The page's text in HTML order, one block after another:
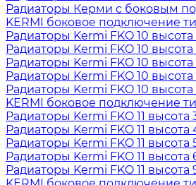
Радиаторы Керми с боковым
KERMI боковое подключение
Радиаторы Kermi FKO 10
Радиаторы Kermi FKO 10
Радиаторы Kermi FKO 10
Радиаторы Kermi FKO 10
Радиаторы Kermi FKO 10
KERMI боковое подключение
Радиаторы Kermi FKO 11
Радиаторы Kermi FKO 11
Радиаторы Kermi FKO 11
Радиаторы Kermi FKO 11
Радиаторы Kermi FKO 11